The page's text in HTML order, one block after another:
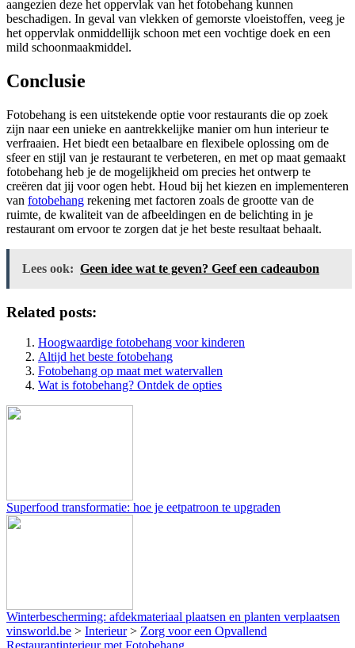
aangezien deze het oppervlak van het fotobehang kunnen
beschadigen. In geval van vlekken of gemorste vloeistoffen, veeg je
het oppervlak onmiddellijk schoon met een vochtige doek en een
mild schoonmaakmiddel.
Conclusie
Fotobehang is een uitstekende optie voor restaurants die op zoek
zijn naar een unieke en aantrekkelijke manier om hun interieur te
verfraaien. Het biedt een betaalbare en flexibele oplossing om de
sfeer en stijl van je restaurant te verbeteren, en met op maat gemaakt
fotobehang heb je de mogelijkheid om precies het ontwerp te
creëren dat jij voor ogen hebt. Houd bij het kiezen en implementeren
van fotobehang rekening met factoren zoals de grootte van de
ruimte, de kwaliteit van de afbeeldingen en de belichting in je
restaurant om ervoor te zorgen dat je het beste resultaat behaalt.
Lees ook: Geen idee wat te geven? Geef een cadeaubon
Related posts:
Hoogwaardige fotobehang voor kinderen
Altijd het beste fotobehang
Fotobehang op maat met watervallen
Wat is fotobehang? Ontdek de opties
Superfood transformatie: hoe je eetpatroon te upgraden
Winterbescherming: afdekmateriaal plaatsen en planten verplaatsen
vinsworld.be > Interieur> Zorg voor een Opvallend